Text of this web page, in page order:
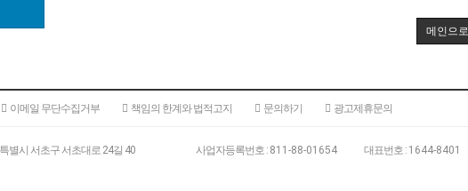
메인으로
이메일 무단수집거부 책임의 한계와 법적고지 문의하기 광고제휴문의
별시 서초구 서초대로 24길 40 사업자등록번호 : 811-88-01654 대표번호 : 1644-8401